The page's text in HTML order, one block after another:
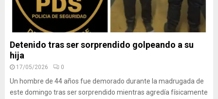
Detenido tras ser sorprendido golpeando a su
hija
17/05/2026 0
Un hombre de 44 años fue demorado durante la madrugada de
este domingo tras ser sorprendido mientras agredía físicamente